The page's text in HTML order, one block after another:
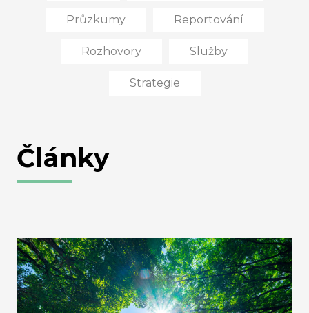
Průzkumy Reportování
Rozhovory Služby
Strategie
Články